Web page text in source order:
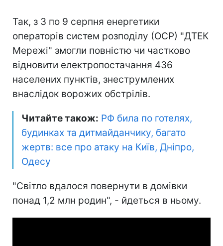
Так, з 3 по 9 серпня енергетики
операторів систем розподілу (ОСР) "ДТЕК
Мережі" змогли повністю чи частково
відновити електропостачання 436
населених пунктів, знеструмлених
внаслідок ворожих обстрілів.
Читайте також: РФ била по готелях,
будинках та дитмайданчику, багато
жертв: все про атаку на Київ, Дніпро,
Одесу
"Світло вдалося повернути в домівки
понад 1,2 млн родин", - йдеться в ньому.